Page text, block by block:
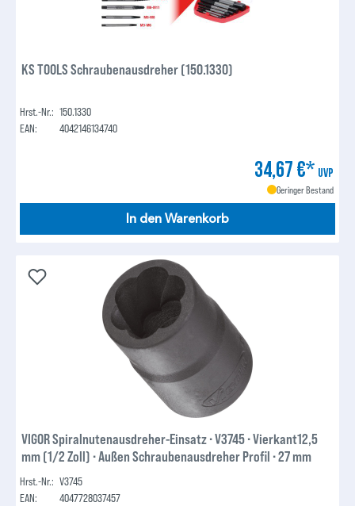
KS TOOLS Schraubenausdreher (150.1330)
Hrst.-Nr.: 150.1330
EAN:
4042146134740
34,67 €* UVP
Geringer Bestand
In den Warenkorb
VIGOR Spiralnutenausdreher-Einsatz ∙ V3745 ∙ Vierkant12,5
mm (1/2 Zoll) ∙ Außen Schraubenausdreher Profil ∙ 27 mm
Hrst.-Nr.: V3745
EAN:
4047728037457